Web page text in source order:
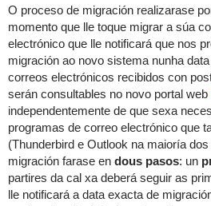
O proceso de migración realizarase
momento que lle toque migrar a súa
electrónico que lle notificará que nos
migración ao novo sistema nunha
correos electrónicos recibidos con
serán consultables no novo portal web
independentemente de que sexa
programas de correo electrónico que
(Thunderbird e Outlook na maioría
migración farase en dous pasos: un
partires da cal xa deberá seguir as
lle notificará a data exacta de